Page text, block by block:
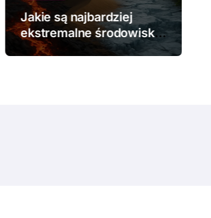
Jakie są najbardziej
ekstremalne środowiska
na Ziemi?